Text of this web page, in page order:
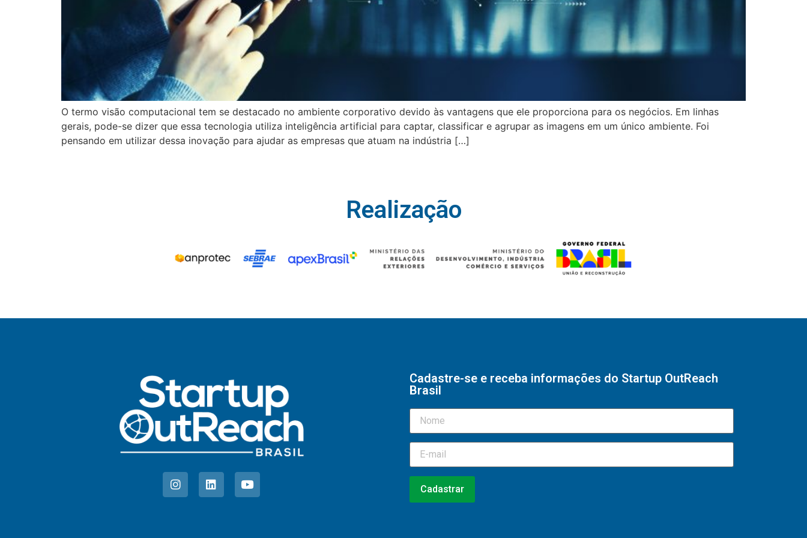
O termo visão computacional tem se destacado no ambiente corporativo devido às vantagens que ele proporciona para os negócios. Em linhas
gerais, pode-se dizer que essa tecnologia utiliza inteligência artificial para captar, classificar e agrupar as imagens em um único ambiente. Foi
pensando em utilizar dessa inovação para ajudar as empresas que atuam na indústria […]
Realização
Cadastre-se e receba informações do Startup OutReach
Brasil